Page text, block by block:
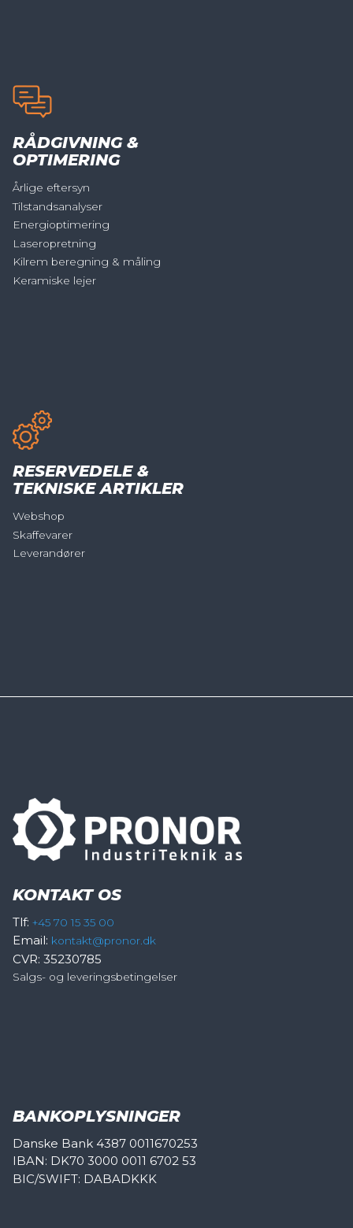
RÅDGIVNING &
OPTIMERING
Årlige eftersyn
Tilstandsanalyser
Energioptimering
Laseropretning
Kilrem beregning & måling
Keramiske lejer
RESERVEDELE &
TEKNISKE ARTIKLER
Webshop
Skaffevarer
Leverandører
KONTAKT OS
Tlf: +45 70 15 35 00
Email: kontakt@pronor.dk
CVR: 35230785
Salgs- og leveringsbetingelser
BANKOPLYSNINGER
Danske Bank 4387 0011670253
IBAN: DK70 3000 0011 6702 53
BIC/SWIFT: DABADKKK